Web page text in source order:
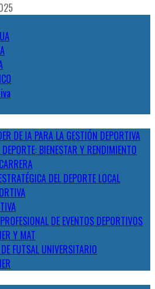
DE IA PARA LA GESTIÓN DEPORTIVA
BIENESTAR Y RENDIMIENTO
DEL DEPORTE LOCAL
DE EVENTOS DEPORTIVOS
Y MAT
FUTSAL UNIVERSITARIO